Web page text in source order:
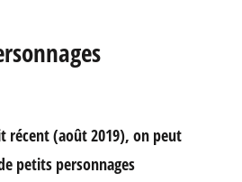
récent (août 2019), on peut
petits personnages